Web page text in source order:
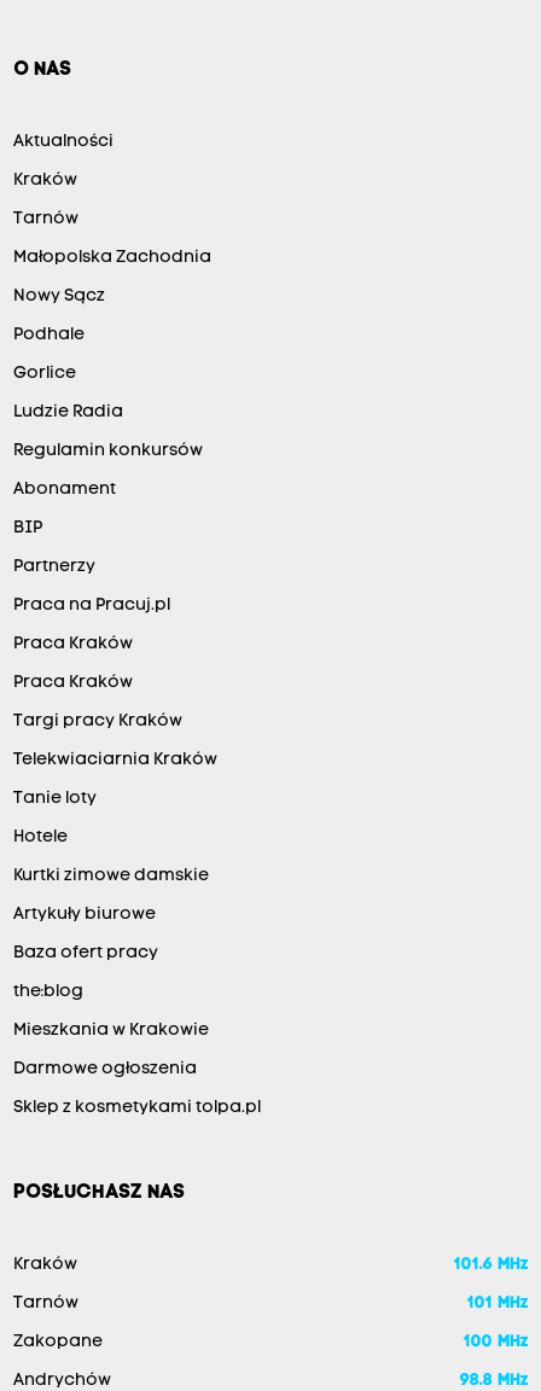
O NAS
Aktualności
Kraków
Tarnów
Małopolska Zachodnia
Nowy Sącz
Podhale
Gorlice
Ludzie Radia
Regulamin konkursów
Abonament
BIP
Partnerzy
Praca na Pracuj.pl
Praca Kraków
Praca Kraków
Targi pracy Kraków
Telekwiaciarnia Kraków
Tanie loty
Hotele
Kurtki zimowe damskie
Artykuły biurowe
Baza ofert pracy
the:blog
Mieszkania w Krakowie
Darmowe ogłoszenia
Sklep z kosmetykami tolpa.pl
POSŁUCHASZ NAS
Kraków 101.6 MHz
Tarnów 101 MHz
Zakopane 100 MHz
Andrychów 98.8 MHz